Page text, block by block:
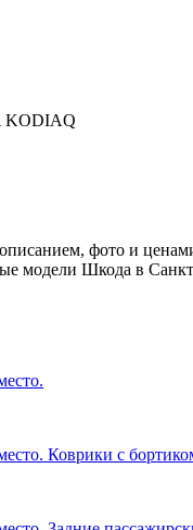
KODIAQ
фото и
Шкода в
Коврики с